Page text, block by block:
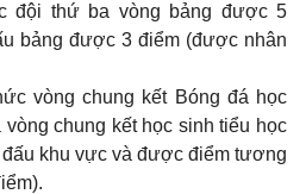
đội thứ ba vòng bảng được 5
bảng được 3 điểm (được nhân
vòng chung kết Bóng đá học
chung kết học sinh tiểu học
khu vực và được điểm tương